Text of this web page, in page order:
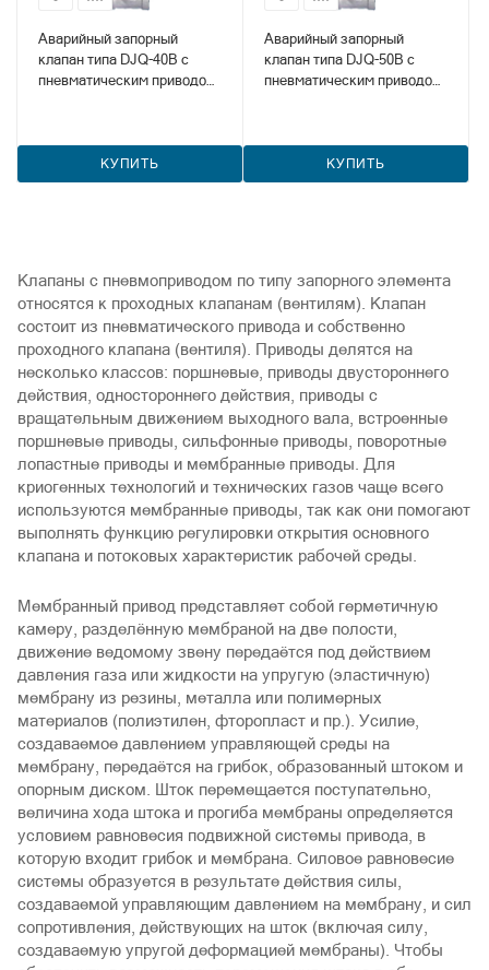
Аварийный запорный
клапан типа DJQ-40B с
пневматическим приводом
КУПИТЬ
Аварийный запорный
клапан типа DJQ-50B с
пневматическим приводом
КУПИТЬ
Клапаны с пневмоприводом по типу запорного элемента
относятся к проходных клапанам (вентилям). Клапан
состоит из пневматического привода и собственно
проходного клапана (вентиля). Приводы делятся на
несколько классов: поршневые, приводы двустороннего
действия, одностороннего действия, приводы с
вращательным движением выходного вала, встроенные
поршневые приводы, сильфонные приводы, поворотные
лопастные приводы и мембранные приводы. Для
криогенных технологий и технических газов чаще всего
используются мембранные приводы, так как они помогают
выполнять функцию регулировки открытия основного
клапана и потоковых характеристик рабочей среды.
Мембранный привод представляет собой герметичную
камеру, разделённую мембраной на две полости,
движение ведомому звену передаётся под действием
давления газа или жидкости на упругую (эластичную)
мембрану из резины, металла или полимерных
материалов (полиэтилен, фторопласт и пр.). Усилие,
создаваемое давлением управляющей среды на
мембрану, передаётся на грибок, образованный штоком и
опорным диском. Шток перемещается поступательно,
величина хода штока и прогиба мембраны определяется
условием равновесия подвижной системы привода, в
которую входит грибок и мембрана. Силовое равновесие
системы образуется в результате действия силы,
создаваемой управляющим давлением на мембрану, и сил
сопротивления, действующих на шток (включая силу,
создаваемую упругой деформацией мембраны). Чтобы